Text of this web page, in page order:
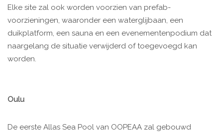
Elke site zal ook worden voorzien van prefab-
voorzieningen, waaronder een waterglijbaan, een
duikplatform, een sauna en een evenementenpodium dat
naargelang de situatie verwijderd of toegevoegd kan
worden.
Oulu
De eerste Allas Sea Pool van OOPEAA zal gebouwd